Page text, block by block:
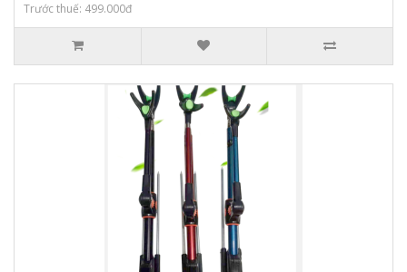
Trước thuế: 499.000đ